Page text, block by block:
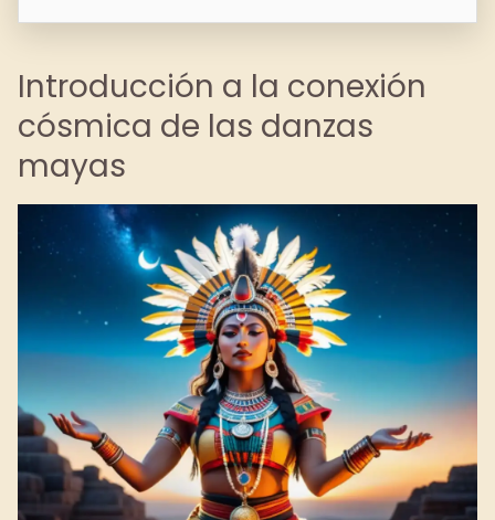
Introducción a la conexión
cósmica de las danzas
mayas